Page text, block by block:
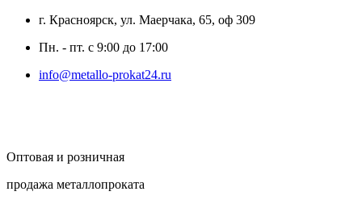
г. Красноярск, ул. Маерчака, 65, оф 309
Пн. - пт. с 9:00 до 17:00
info@metallo-prokat24.ru
Оптовая и розничная
продажа металлопроката